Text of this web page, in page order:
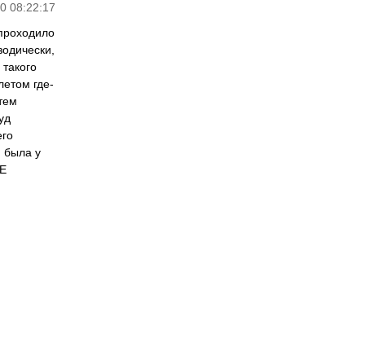
08:22:17
где-
была у